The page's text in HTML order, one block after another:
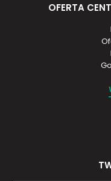
OFERTA